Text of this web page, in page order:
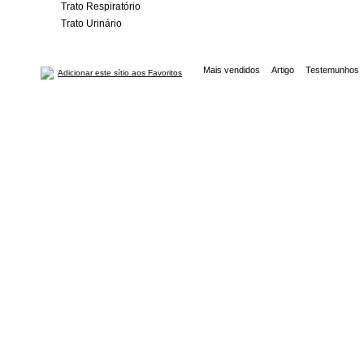
Trato Respiratório
Trato Urinário
Adicionar este sítio aos Favoritos Mais vendidos Artigo Testemunhos